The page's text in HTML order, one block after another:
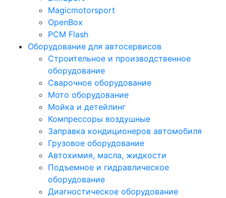
Magicmotorsport
OpenBox
PCM Flash
Оборудование для автосервисов
Строительное и производственное
оборудование
Сварочное оборудование
Мото оборудование
Мойка и детейлинг
Компрессоры воздушные
Заправка кондиционеров автомобиля
Грузовое оборудование
Автохимия, масла, жидкости
Подъемное и гидравлическое
оборудование
Диагностическое оборудование